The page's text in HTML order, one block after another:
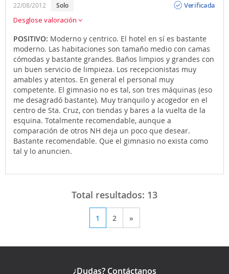
22/08/2012 solo
Verificada
Desglose valoración
POSITIVO: Moderno y centrico. El hotel en sí es bastante
moderno. Las habitaciones son tamaño medio con camas
cómodas y bastante grandes. Baños limpios y grandes con
un buen servicio de limpieza. Los recepcionistas muy
amables y atentos. En general el personal muy
competente. El gimnasio no es tal, son tres máquinas (eso
me desagradó bastante). Muy tranquilo y acogedor en el
centro de Sta. Cruz, con tiendas y bares a la vuelta de la
esquina. Totalmente recomendable, aunque a
comparación de otros NH deja un poco que desear.
Bastante recomendable. Que el gimnasio no exista como
tal y lo anuncien.
Total resultados: 13
1 2 »
¿Dudas? Contáctanos